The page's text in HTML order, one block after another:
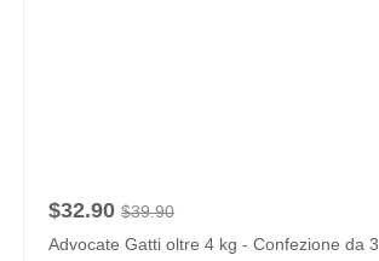
$32.90 $39.90
Advocate Gatti oltre 4 kg - Confezione da 3